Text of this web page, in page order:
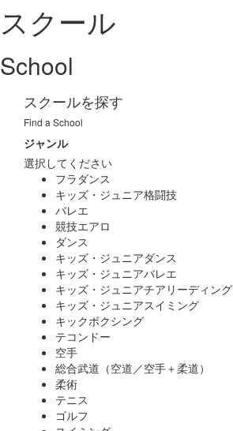
スクール
School
スクールを探す
Find a School
ジャンル
選択してください
フラダンス
キッズ・ジュニア格闘技
バレエ
競技エアロ
ダンス
キッズ・ジュニアダンス
キッズ・ジュニアバレエ
キッズ・ジュニアチアリーディング
キッズ・ジュニアスイミング
キックボクシング
テコンドー
空手
総合武道（空道／空手＋柔道）
柔術
テニス
ゴルフ